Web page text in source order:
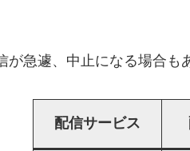
が急遽、中止になる場合も
配信サービス